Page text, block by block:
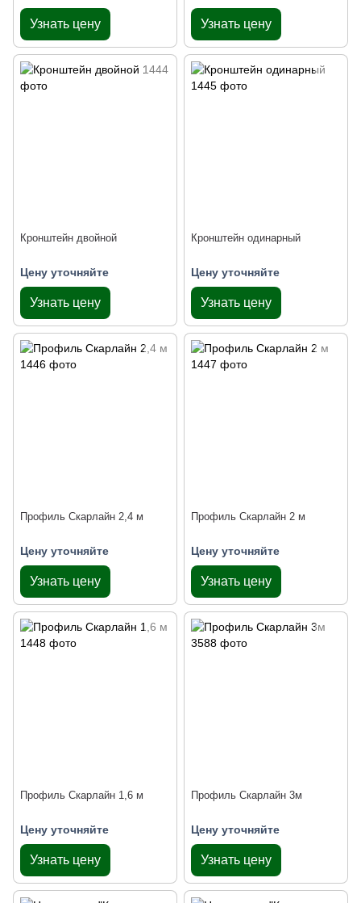
Узнать цену Узнать цену
Кронштейн двойной
Цену уточняйте
Узнать цену
Кронштейн одинарный
Цену уточняйте
Узнать цену
Профиль Скарлайн 2,4 м
Цену уточняйте
Узнать цену
Профиль Скарлайн 2 м
Цену уточняйте
Узнать цену
Профиль Скарлайн 1,6 м
Цену уточняйте
Узнать цену
Профиль Скарлайн 3м
Цену уточняйте
Узнать цену